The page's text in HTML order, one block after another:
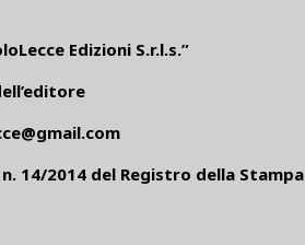
Edizioni S.r.l.s.”
14/2014 del Registro della Stampa